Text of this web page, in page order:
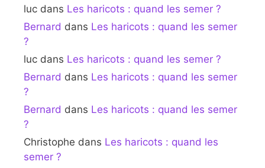
luc dans Les haricots : quand les semer ?
Bernard dans Les haricots : quand les semer
?
luc dans Les haricots : quand les semer ?
Bernard dans Les haricots : quand les semer
?
Bernard dans Les haricots : quand les semer
?
Christophe dans Les haricots : quand les
semer ?